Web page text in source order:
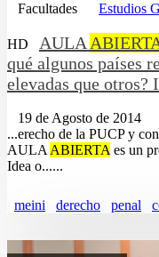
Facultades Estudios
HD AULA
qué algunos países
elevadas que otros?
19 de Agosto de 2014
...erecho de la PUCP y
AULA ABIERTA es un
Idea o......
meini derecho penal